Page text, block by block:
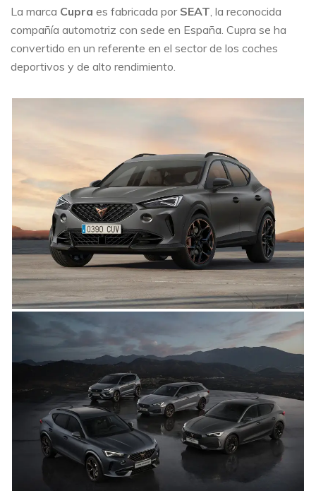
La marca Cupra es fabricada por SEAT, la reconocida
compañía automotriz con sede en España. Cupra se ha
convertido en un referente en el sector de los coches
deportivos y de alto rendimiento.